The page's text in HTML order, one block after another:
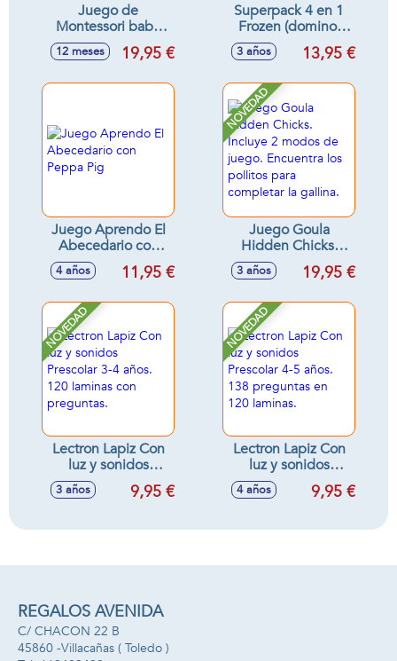
Juego de
Montessori baby
doctor
12 meses 19,95 €
Superpack 4 en 1
Frozen (domino,
puzzle 25, puzzle
50 e identiti)
3 años 13,95 €
Juego Aprendo El
Abecedario con
Peppa Pig
4 años 11,95 €
NOVEDAD
Juego Goula
Hidden Chicks.
Incluye 2 modos de
juego. Encuentra
completar la
gallina.
3 años 19,95 €
NOVEDAD
Lectron Lapiz Con
luz y sonidos
Prescolar 3-4 años.
120 laminas con
3 años 9,95 €
NOVEDAD
Lectron Lapiz Con
luz y sonidos
Prescolar 4-5 años.
138 preguntas en
4 años 9,95 €
REGALOS AVENIDA
C/ CHACON 22 B
45860 -Villacañas ( Toledo )